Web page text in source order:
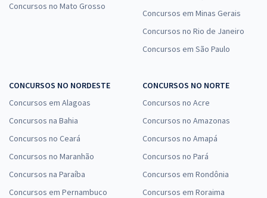
EMBRAPA - Empresa Brasileira de Pesquisa Agropecuária - Opção:
40000432 - Analista - Área - Transferência de Tecnologia e
Economize R$ 109,98 (-20%)
Comprar
EMBRAPA - Empresa Brasileira de Pesquisa Agropecuária - Opção
40002042: Analista - Área: Ciência e Tecnologia de Alimentos -
Subárea: Análise Sensorial
Concursos no Mato Grosso
Concursos em Minas Gerais
Concursos no Rio de Janeiro
Concursos em São Paulo
CONCURSOS NO NORDESTE
Concursos em Alagoas
Concursos na Bahia
Concursos no Ceará
Concursos no Maranhão
Concursos na Paraíba
Concursos em Pernambuco
CONCURSOS NO NORTE
Concursos no Acre
Concursos no Amazonas
Concursos no Amapá
Concursos no Pará
Concursos em Rondônia
Concursos em Roraima